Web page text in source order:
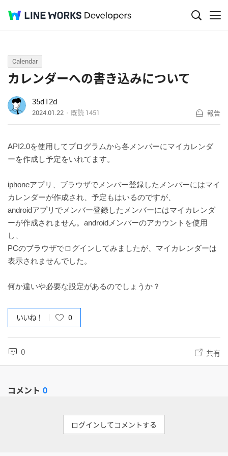
Q&A
Calendar
カレンダーへの書き込みについて
35d12d
2024.01.22 既読 1451 報告
API2.0を使用してプログラムから各メンバーにマイカレンダ
ーを作成し予定をいれてます。
iphoneアプリ、ブラウザでメンバー登録したメンバーにはマイ
カレンダーが作成され、予定もはいるのですが、
androidアプリでメンバー登録したメンバーにはマイカレンダ
ーが作成されません。androidメンバーのアカウントを使用
し、
PCのブラウザでログインしてみましたが、マイカレンダーは
表示されませんでした。
何か違いや必要な設定があるのでしょうか？
いいね！ 0
0 共有
コメント 0
ログインしてコメントする